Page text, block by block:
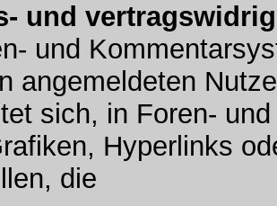
und
und
angemeldeten
sich, in Foren-
Hyperlinks
die